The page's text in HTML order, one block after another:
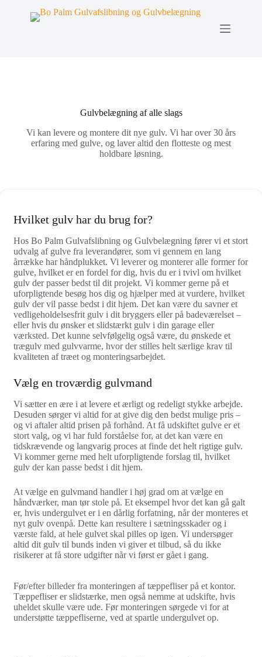
Gulvbelægning af alle slags
Vi kan levere og montere dit nye gulv. Vi har over 30 års
erfaring med gulve, og laver altid den flotteste og mest
holdbare løsning.
Hvilket gulv har du brug for?
Hos Bo Palm Gulvafslibning og Gulvbelægning fører vi et stort
udvalg af gulve fra leverandører, som vi gennem en lang
årrække har håndplukket. Vi leverer og monterer alle former for
gulve, hvilket er en fordel for dig, hvis du er i tvivl om hvilket
gulv der passer bedst til dit projekt. Vi kommer gerne på et
uforpligtende besøg hos dig og hjælper med at vurdere, hvilket
gulv der vil passe bedst i dit hjem. Det kan være du savner et
vedligeholdelsesfrit gulv i dit bryggers eller på badeværelset –
eller hvis du ønsker et slidstærkt gulv i din garage eller
værksted. Det kunne selvfølgelig også være, du ønskede et
trægulv med gulvvarme, hvor der stilles helt særlige krav til
kvaliteten af træet og monteringsarbejdet.
Vælg en troværdig gulvmand
Vi sætter en ære i at levere et ærligt og redeligt stykke arbejde.
Desuden sørger vi altid for at give dig den bedst mulige pris –
og vi aftaler altid prisen på forhånd. At få udskiftet gulve er et
stort valg, og vi har fuld forståelse for, at det kan være en
tidskrævende og langvarig proces at finde det helt rigtige gulv.
Vi kommer gerne med helt uforpligtende forslag til, hvilket
gulv der kan passe bedst i dit hjem.
At vælge en gulvmand handler i høj grad om at vælge en
håndværker, man tør stole på. Et eksempel hvor det kan gå galt
er, hvis undergulvet er i en dårlig forfatning, når der monteres et
nyt gulv ovenpå. Dette kan resultere i sætningsskader og i
værste fald, at hele gulvet skal pilles op igen. Vi undersøger
altid dit gulv til bunds inden vi giver et tilbud, så du ikke
risikerer at få store udgifter når vi først er gået i gang.
Før/efter billeder fra monteringen af tæppefliser på et kontor.
Tæppefliser er slidstærke, men også nemme at udskifte, hvis
uheldet skulle være ude. Før monteringen sørgede vi for at
understøtte tæppefliserne, ved at spartle undergulvet op.